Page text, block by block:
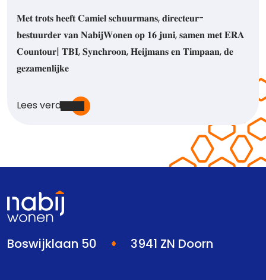
𝐌𝐞𝐭 𝐭𝐫𝐨𝐭𝐬 𝐡𝐞𝐞𝐟𝐭 𝐂𝐚𝐦𝐢𝐞𝐥 𝐬𝐜𝐡𝐮𝐮𝐫𝐦𝐚𝐧𝐬, 𝐝𝐢𝐫𝐞𝐜𝐭𝐞𝐮𝐫-
𝐛𝐞𝐬𝐭𝐮𝐮𝐫𝐝𝐞𝐫 𝐯𝐚𝐧 𝐍𝐚𝐛𝐢𝐣𝐖𝐨𝐧𝐞𝐧 𝐨𝐩 𝟏𝟔 𝐣𝐮𝐧𝐢, 𝐬𝐚𝐦𝐞𝐧 𝐦𝐞𝐭 𝐄𝐑𝐀
𝐂𝐨𝐮𝐧𝐭𝐨𝐮𝐫| 𝐓𝐁𝐈, 𝐒𝐲𝐧𝐜𝐡𝐫𝐨𝐨𝐧, 𝐇𝐞𝐢𝐣𝐦𝐚𝐧𝐬 𝐞𝐧 𝐓𝐢𝐦𝐩𝐚𝐚𝐧, 𝐝𝐞
𝐠𝐞𝐳𝐚𝐦𝐞𝐧𝐥𝐢𝐣𝐤𝐞
Lees verder
Boswijklaan 50 3941 ZN Doorn